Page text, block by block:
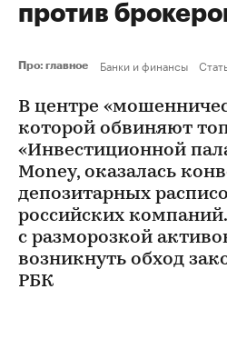
против
Про: главное Банки и финансы
В центре
которой обвиняют
«Инвестиционной
Money, оказалась
депозитарных
российских
с разморозкой
возникнуть обход
РБК